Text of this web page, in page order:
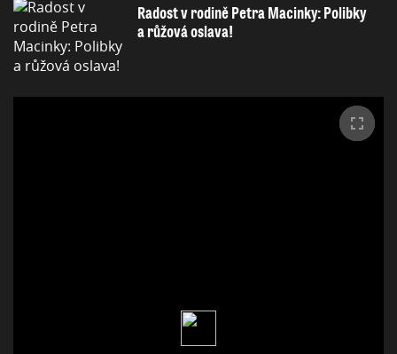
Radost v rodině Petra Macinky: Polibky
a růžová oslava!